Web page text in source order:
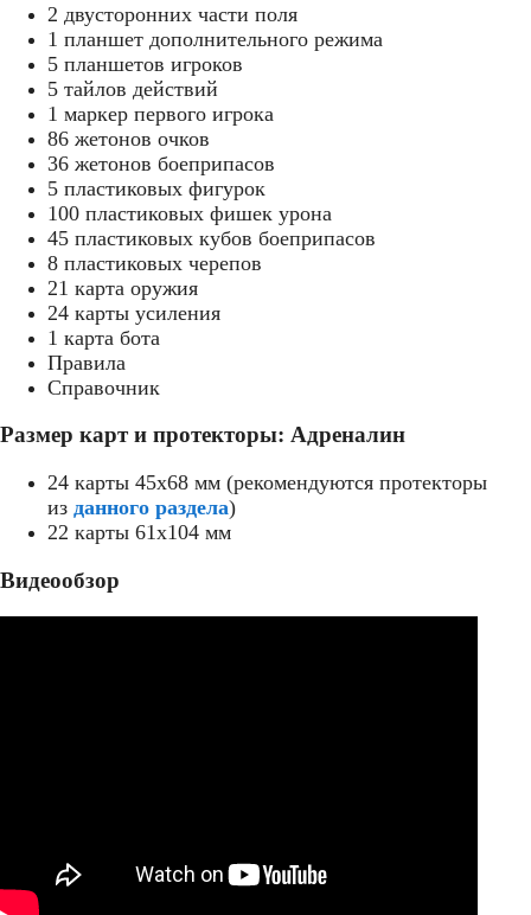
2 двусторонних части поля
1 планшет дополнительного режима
5 планшетов игроков
5 тайлов действий
1 маркер первого игрока
86 жетонов очков
36 жетонов боеприпасов
5 пластиковых фигурок
100 пластиковых фишек урона
45 пластиковых кубов боеприпасов
8 пластиковых черепов
21 карта оружия
24 карты усиления
1 карта бота
Правила
Справочник
Размер карт и протекторы: Адреналин
24 карты 45x68 мм (рекомендуются протекторы
из данного раздела)
22 карты 61x104 мм
Видеообзор